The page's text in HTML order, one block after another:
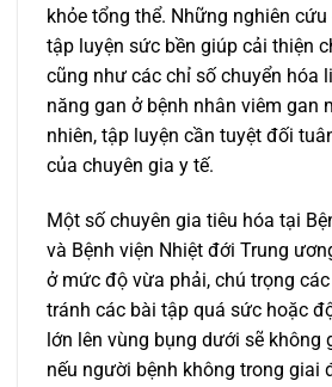
khỏe tổng thể. Những nghiên
tập luyện sức bền giúp cải thiện
cũng như các chỉ số chuyển hóa
năng gan ở bệnh nhân viêm gan
nhiên, tập luyện cần tuyệt đối
của chuyên gia y tế.
Một số chuyên gia tiêu hóa tại
và Bệnh viện Nhiệt đới Trung
ở mức độ vừa phải, chú trọng
tránh các bài tập quá sức hoặc
lớn lên vùng bụng dưới sẽ không
nếu người bệnh không trong giai